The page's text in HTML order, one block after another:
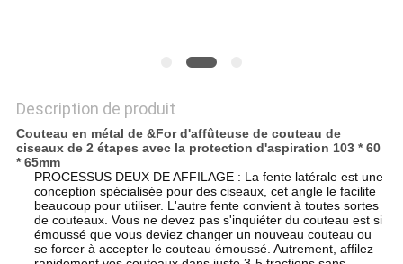
DU
SITE
PRIVACY
POLICY
Description de produit
Couteau en métal de &For d'affûteuse de couteau de
ciseaux de 2 étapes avec la protection d'aspiration 103 * 60
* 65mm
PROCESSUS DEUX DE AFFILAGE : La fente latérale est une
conception spécialisée pour des ciseaux, cet angle le facilite
beaucoup pour utiliser. L'autre fente convient à toutes sortes
de couteaux. Vous ne devez pas s'inquiéter du couteau est si
émoussé que vous deviez changer un nouveau couteau ou
se forcer à accepter le couteau émoussé. Autrement, affilez